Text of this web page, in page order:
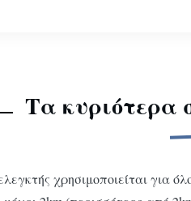
Τα κυριότερα
χρησιμοποιείται για